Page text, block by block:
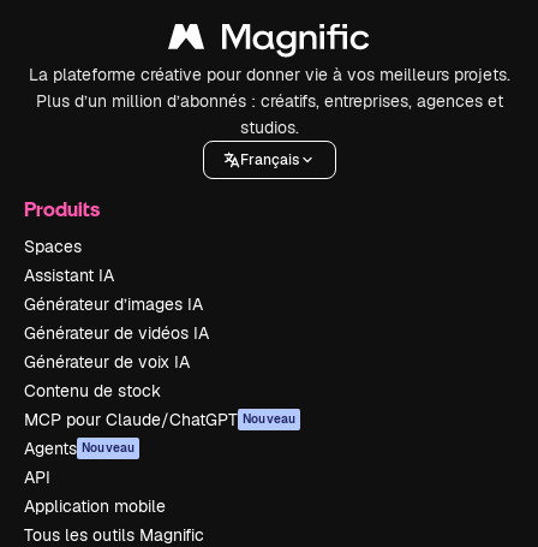
La plateforme créative pour donner vie à vos meilleurs projets.
Plus d’un million d’abonnés : créatifs, entreprises, agences et
studios.
Français
Produits
Spaces
Assistant IA
Générateur d’images IA
Générateur de vidéos IA
Générateur de voix IA
Contenu de stock
MCP pour Claude/ChatGPT Nouveau
Agents Nouveau
API
Application mobile
Tous les outils Magnific